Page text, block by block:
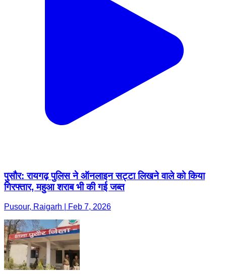
पुसौर: रायगढ़ पुलिस ने ऑनलाइन सट्टा लिखने वाले को किया
गिरफ्तार, महुआ शराब भी की गई जब्त
Pusour, Raigarh | Feb 7, 2026